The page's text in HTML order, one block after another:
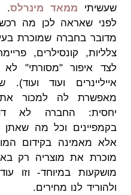
שעשיתי
ממאד מינרלס.
לפני שאראה לכן מה
מדובר בחברה שמוכרת
צלליות, קונסילרים,
לצד איפור "מסורתי" לא
אייליינרים ועוד
מאפשרת לה למכור את
יחסית: החברה לא
בקמפיינים וכל מה שאתן
אלא מאמינה בקידום
מוכרת את מוצריה רק
מושקעות במיוחד- וזו
ולהוריד לנו מחירים.